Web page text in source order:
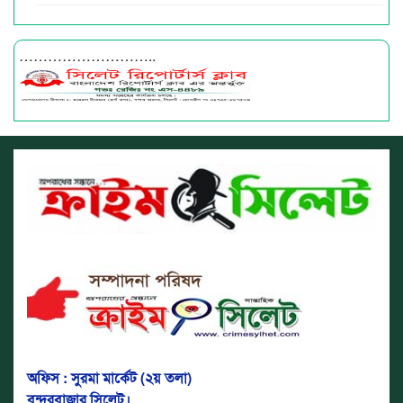
………………………..
অফিস : সুরমা মার্কেট (২য় তলা)
বন্দরবাজার সিলেট।